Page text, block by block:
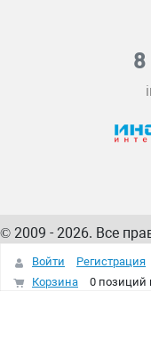
8
© 2009 - 2026. Все
информация на сайте
интернет-магазина
Войти
Регистрация
Корзина
0 позиций